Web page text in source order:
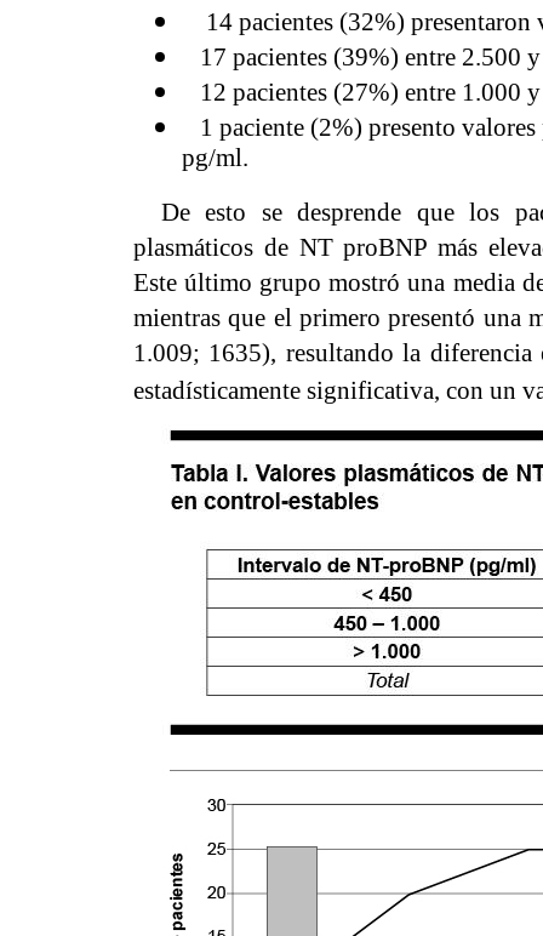
14 pacientes (32%) presentaron
17 pacientes (39%) entre 2.500
12 pacientes (27%) entre 1.000
1 paciente (2%) presento
pg/ml.
De esto se desprende que los
plasmáticos de NT proBNP más
Este último grupo mostró una media
mientras que el primero presentó
1.009; 1635), resultando la diferencia
estadísticamente significativa, con un